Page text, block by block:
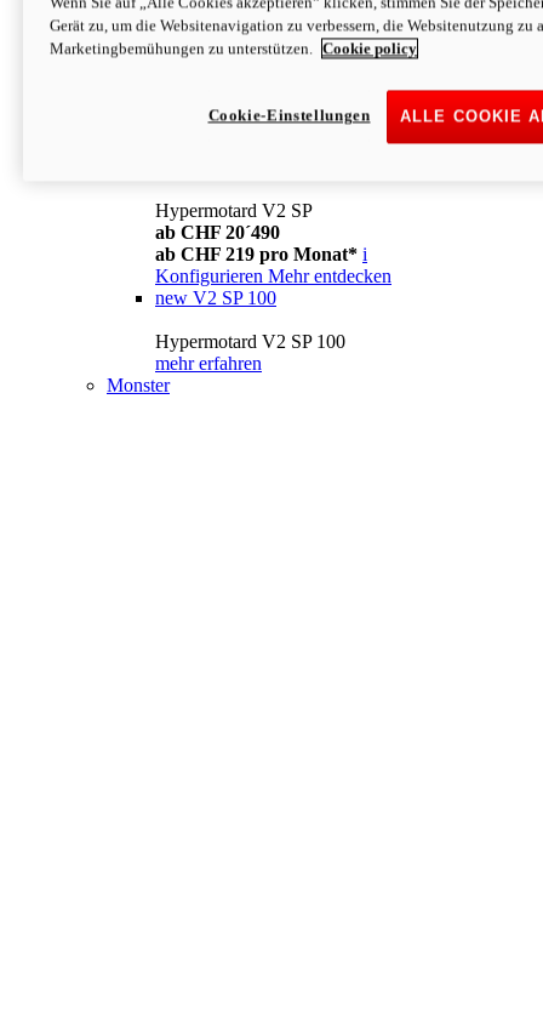
Konfigurieren Mehr entdecken
newV2
ab CHF 169 pro Monat* i
Mehr entdecken
Hypermotard V2 SP
ab CHF 20´490
ab CHF 219 pro Monat* i
Konfigurieren Mehr entdecken
new V2 SP 100
Hypermotard V2 SP 100
mehr erfahren
Monster
Gerät zu, um die Websitenavigation zu verbessern, die Websitenutzung zu
Marketingbemühungen zu unterstützen.
Cookie policy
ALLE COOKIE
Cookie-Einstellungen